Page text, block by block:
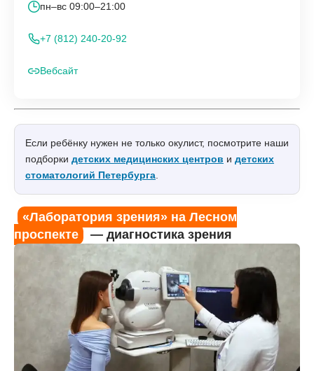
пн–вс 09:00–21:00
+7 (812) 240-20-92
Вебсайт
Если ребёнку нужен не только окулист, посмотрите наши
подборки детских медицинских центров и детских
стоматологий Петербурга
«Лаборатория зрения» на Лесном
проспекте
— диагностика зрения